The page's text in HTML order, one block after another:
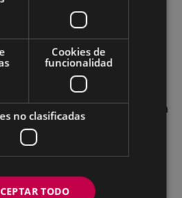
Domínguez destaca la
de Eibar en su
Cookies de
funcionalidad
no clasificadas
TODO